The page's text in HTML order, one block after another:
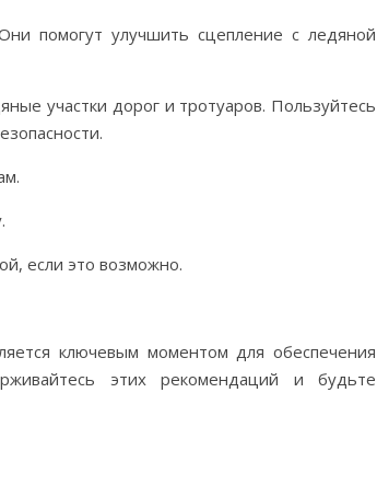
помогут улучшить сцепление с ледяной
участки дорог и тротуаров. Пользуйтесь
если это возможно.
ключевым моментом для обеспечения
этих рекомендаций и будьте